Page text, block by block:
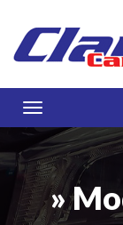
Toggle navigation
»